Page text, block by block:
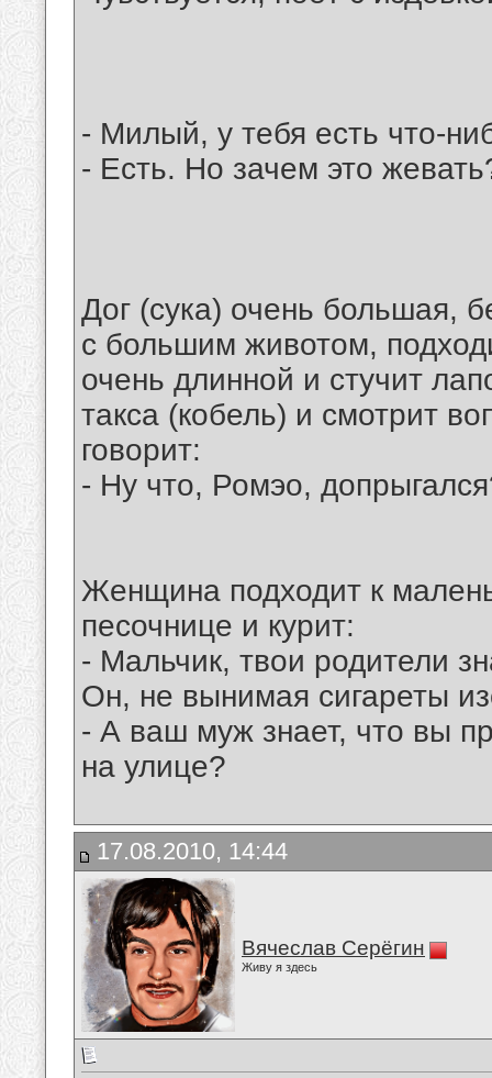
- Милый, у тебя есть что-
- Есть. Но зачем это
Дог (сука) очень большая,
с большим животом,
очень длинной и стучит
такса (кобель) и смотрит
говорит:
- Ну что, Ромэо,
Женщина подходит к
песочнице и курит:
- Мальчик, твои родители
Он, не вынимая сигареты
- А ваш муж знает, что вы
на улице?
17.08.2010, 14:44
Вячеслав Серёгин
Живу я здесь